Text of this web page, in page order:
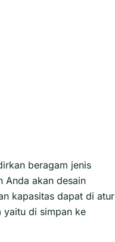
beragam jenis
Anda akan desain
kapasitas dapat di atur
yaitu di simpan ke